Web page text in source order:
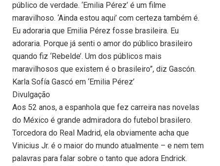
público de verdade. ‘Emilia Pérez’ é um filme
maravilhoso. ‘Ainda estou aqui’ com certeza também é.
Eu adoraria que Emilia Pérez fosse brasileira. Eu
adoraria. Porque já senti o amor do público brasileiro
quando fiz ‘Rebelde’. Um dos públicos mais
maravilhosos que existem é o brasileiro”, diz Gascón.
Karla Sofía Gascó em ‘Emilia Pérez’
Divulgação
Aos 52 anos, a espanhola que fez carreira nas novelas
do México é grande admiradora do futebol brasilero.
Torcedora do Real Madrid, ela obviamente acha que
Vinicius Jr. é o maior do mundo atualmente – e nem tem
palavras para falar sobre o tanto que adora Endrick.